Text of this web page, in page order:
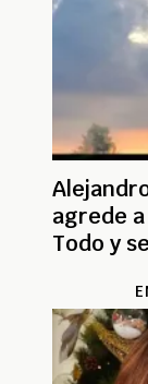
agrede
Todo y